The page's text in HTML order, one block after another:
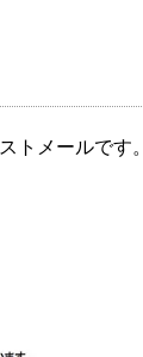
トメールです。